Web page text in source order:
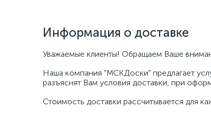
Информация о доставке
Уважаемые клиенты! Обращаем Ваше
Наша компания "МСКДоски" предлагает
разъяснят Вам условия доставки, при
Стоимость доставки рассчитывается для